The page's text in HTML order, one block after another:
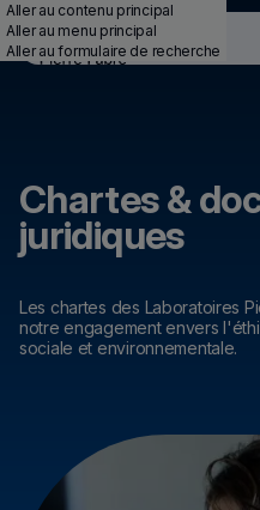
Aller au contenu principal
Aller au menu principal
Aller au formulaire de recherche
Chartes &
juridiques
Les chartes des Laboratoires
notre engagement envers
sociale et environnementale.